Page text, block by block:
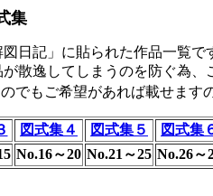
集
日記」に貼られた作品一覧で
散逸してしまうのを防ぐ為、
でもご希望があれば載せます
図式集４ 図式集５
図式集
No.16～20 No.21～25 No.26～